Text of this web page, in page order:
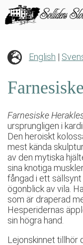
English |
Farnesiske
ursprungligen i
Den heroiskt
mest kända
av den mytiska
sina knotiga
fångad i ett sällsynt
ögonblick av vila.
som är draperad
Hesperidernas
sin högra hand.
Lejonskinnet tillhör